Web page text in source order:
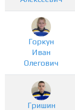
Горкун
Иван
Олегович
Гришин